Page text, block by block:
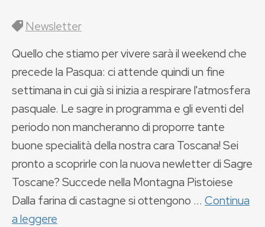
Newsletter
Quello che stiamo per vivere sarà il weekend che
precede la Pasqua: ci attende quindi un fine
settimana in cui già si inizia a respirare l'atmosfera
pasquale. Le sagre in programma e gli eventi del
periodo non mancheranno di proporre tante
buone specialità della nostra cara Toscana! Sei
pronto a scoprirle con la nuova newletter di Sagre
Toscane? Succede nella Montagna Pistoiese
Dalla farina di castagne si ottengono ... Continua
a leggere